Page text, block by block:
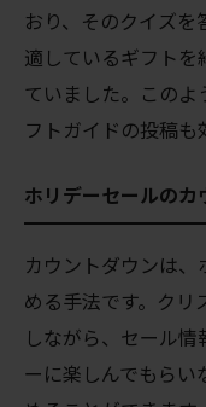
おり、そのクイズ
適しているギフトを
ていました。この
フトガイドの投稿
ホリデーセールのカ
カウントダウンは
める手法です。クリ
しながら、セール
ーに楽しんでもら